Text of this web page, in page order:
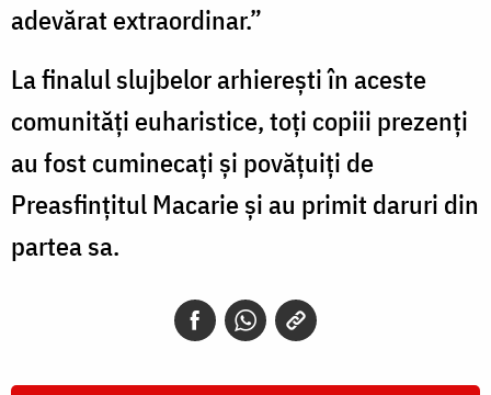
adevărat extraordinar.”
La finalul slujbelor arhierești în aceste
comunități euharistice, toți copiii prezenți
au fost cuminecați și povățuiți de
Preasfințitul Macarie și au primit daruri din
partea sa.